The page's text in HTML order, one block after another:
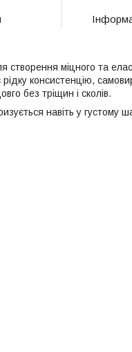
міцного та
консистенцію,
без тріщин і сколів.
навіть у густому